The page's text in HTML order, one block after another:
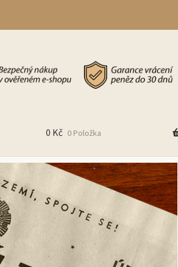
0 Kč 0 Položka